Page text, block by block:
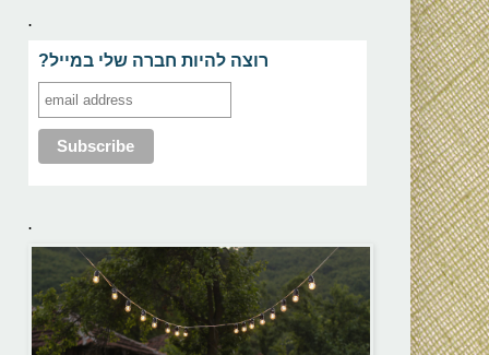
.
?רוצה להיות חברה שלי במייל
.